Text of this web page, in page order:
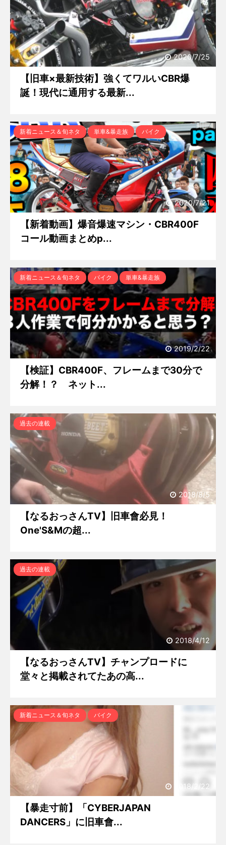
2020/7/25
【旧車×最新技術】強くてワルいCBR爆
誕！現代に通用する最新...
2020/7/21
新着ニュース＆旬ネタ 単車&暴走族 バイク
【新着動画】爆音爆速マシン・CBR400F
コール動画まとめp...
2019/2/22
新着ニュース＆旬ネタ バイク 単車&暴走族
【検証】CBR400F、フレームまで30分で
分解！？ ネット...
2018/8/5
過去の連載
【なるおっさんTV】旧車會必見！
One'S&Mの超...
2018/4/12
過去の連載
【なるおっさんTV】チャンプロードに
堂々と掲載されてたあの高...
2018/2/22
新着ニュース＆旬ネタ バイク
【暴走寸前】「CYBERJAPAN
DANCERS」に旧車會...